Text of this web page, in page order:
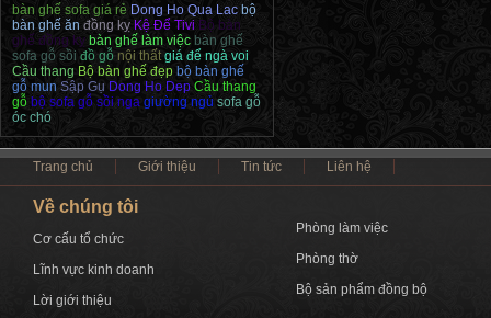
bàn ghế sofa giá rẻ Dong Ho Qua Lac bộ
bàn ghế ăn đồng kỵ Kệ Để Tivi Bộ bàn
ghế đồng kỵ bàn ghế làm việc bàn ghế
sofa gỗ sồi đồ gỗ nội thất giá để ngà voi
Cầu thang Bộ bàn ghế đẹp bộ bàn ghế
gỗ mun Sập Gụ Dong Ho Dep Cầu thang
gỗ bộ sofa gỗ sồi nga giường ngủ sofa gỗ
óc chó
Trang chủ Giới thiệu Tin tức Liên hệ
Về chúng tôi
Cơ cấu tổ chức
Lĩnh vực kinh doanh
Lời giới thiệu
Phòng làm việc
Phòng thờ
Bộ sản phẩm đồng bộ